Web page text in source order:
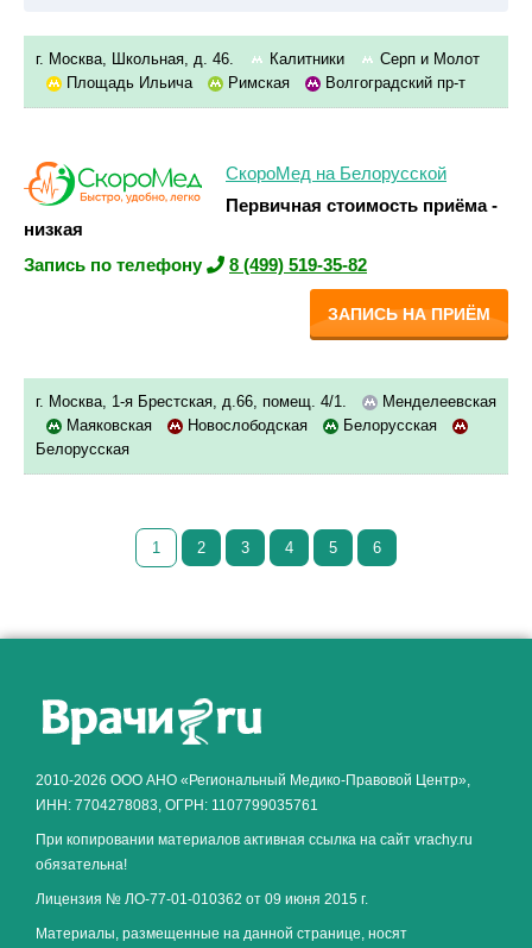
г. Москва, Школьная, д. 46. Калитники
Серп и Молот
Площадь Ильича
Римская Волгоградский пр-т
СкороМед на Белорусской
Первичная стоимость приёма -
низкая
Запись по телефону
8 (499) 519-35-82
ЗАПИСЬ НА ПРИЁМ
г. Москва, 1-я Брестская, д.66, помещ. 4/1.
Менделеевская
Маяковская
Новослободская
Белорусская
Белорусская
1 2 3 4 5 6
2010-2026 ООО АНО «Региональный Медико-Правовой Центр»,
ИНН: 7704278083, ОГРН: 1107799035761
При копировании материалов активная ссылка на сайт vrachy.ru
обязательна!
Лицензия № ЛО-77-01-010362 от 09 июня 2015 г.
Материалы, размещенные на данной странице, носят